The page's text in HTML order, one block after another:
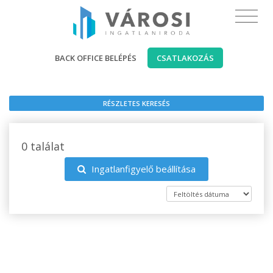
BACK OFFICE BELÉPÉS CSATLAKOZÁS
RÉSZLETES KERESÉS
0 találat
Ingatlanfigyelő beállítása